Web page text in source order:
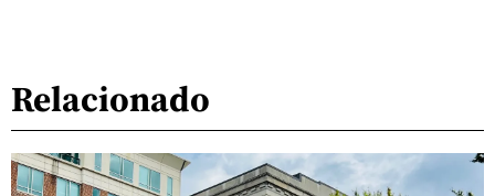
Relacionado